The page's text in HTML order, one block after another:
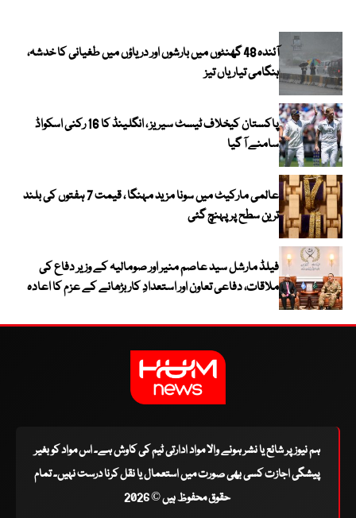
آئندہ 48 گھنٹوں میں بارشوں اور دریاؤں میں طغیانی کا خدشہ،
ہنگامی تیاریاں تیز
پاکستان کیخلاف ٹیسٹ سیریز ، انگلینڈ کا 16 رکنی اسکواڈ
سامنے آ گیا
عالمی مارکیٹ میں سونا مزید مہنگا ، قیمت 7 ہفتوں کی بلند
ترین سطح پر پہنچ گئی
فیلڈ مارشل سید عاصم منیر اور صومالیہ کے وزیر دفاع کی
ملاقات، دفاعی تعاون اور استعدادِ کار بڑھانے کے عزم کا اعادہ
ہم نیوز پر شائع یا نشر ہونے والا مواد ادارتی ٹیم کی کاوش ہے۔ اس مواد کو بغیر
پیشگی اجازت کسی بھی صورت میں استعمال یا نقل کرنا درست نہیں۔ تمام
حقوق محفوظ ہیں © 2026